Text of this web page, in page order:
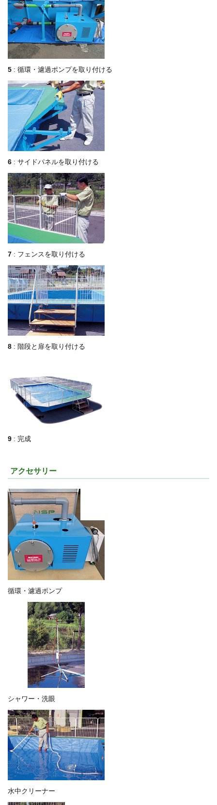
5: 循環・濾過ポンプを取り付ける
6: サイドパネルを取り付ける
7: フェンスを取り付ける
8: 階段と扉を取り付ける
9: 完成
アクセサリー
循環・濾過ポンプ
シャワー・洗眼
水中クリーナー